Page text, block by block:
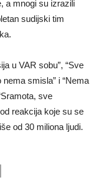
a mnogi su izrazili
sudijski tim
u VAR sobu”, “Sve
smisla” i “Nema
sve
reakcija koje su se
od 30 miliona ljudi.